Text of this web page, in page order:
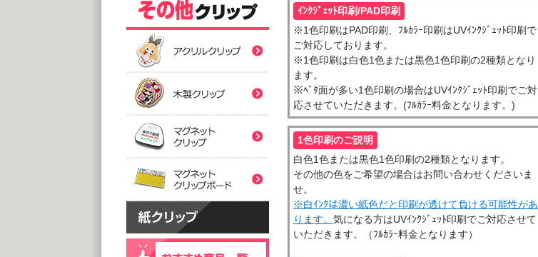
ｲﾝｸｼﾞｪｯﾄ印刷/PAD印刷
※1色印刷はPAD印刷、ﾌﾙｶﾗｰ印刷はUVｲﾝｸｼﾞｪｯﾄ印刷で
ご対応しております。
※1色印刷は白色1色または黒色1色印刷の2種類となり
ます。
※ﾍﾞﾀ面が多い1色印刷の場合はUVｲﾝｸｼﾞｪｯﾄ印刷でご対
応させていただきます。(ﾌﾙｶﾗｰ料金となります。)
1色印刷のご説明
白色1色または黒色1色印刷の2種類となります。
その他の色をご希望の場合はお問い合わせくださいま
せ。
※白ｲﾝｸは濃い紙色だと印刷が透けて負ける可能性があ
ります。 気になる方はUVｲﾝｸｼﾞｪｯﾄ印刷でご対応させて
いただきます。（ﾌﾙｶﾗｰ料金となります）
印刷付きタイプ
@32.52～
(5,000個 1個あたり)
2つ折台紙付タイプ
@80.96～
(5,000個 1個あたり)
紙クリップ印刷有
フック台紙付タイプ
@66.30～
(5,000個 1個あたり)
ミニ箱タイプ
@122.58～
(5,000個 1個あたり)
紙クリップマスク用
２ツ折台紙付
@80.96～
(5,000個 1個あたり)
アクリルクリップ印刷有
片面タイプ
@89.60～
(1,000個 1個あたり)
@170.70～
(1,000個 1個あたり)
木製クリップ印刷
片面印刷タイプ
(1,000個 1個あたり) (1,000個 1個あたり)
木製クリップ彫刻
マグネットクリップ
個包装(OPP入)タイプ
@121.00～
台紙付タイプ
@131.40～
マグネットクリップボード